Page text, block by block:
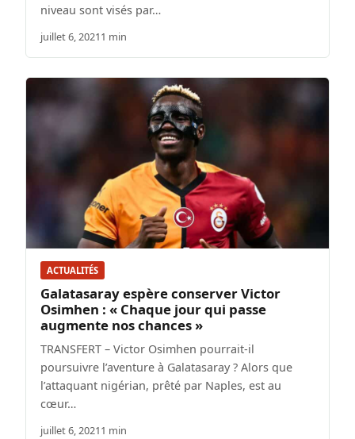
niveau sont visés par…
juillet 6, 20211 min
ACTUALITÉS
Galatasaray espère conserver Victor
Osimhen : « Chaque jour qui passe
augmente nos chances »
TRANSFERT – Victor Osimhen pourrait-il
poursuivre l’aventure à Galatasaray ? Alors que
l’attaquant nigérian, prêté par Naples, est au
cœur…
juillet 6, 20211 min